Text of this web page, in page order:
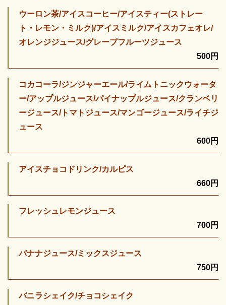
ウーロン茶/アイスコーヒー/アイスティー(ストレー
ト・レモン・ミルク)/アイスミルク/アイスカフェオレ/
オレンジジュース/グレープフルーツジュース
500円
コカコーラ/ジンジャーエール/ライムトニックウォータ
ー/アップルジュース/パイナップルジュース/クランベリ
ージュース/トマトジュース/マンゴージュース/ライチジ
ュース
600円
アイスチョコドリンク/カルピス
660円
フレッシュレモンジュース
700円
バナナジュース/ミックスジュース
750円
バニラシェイク/チョコシェイク